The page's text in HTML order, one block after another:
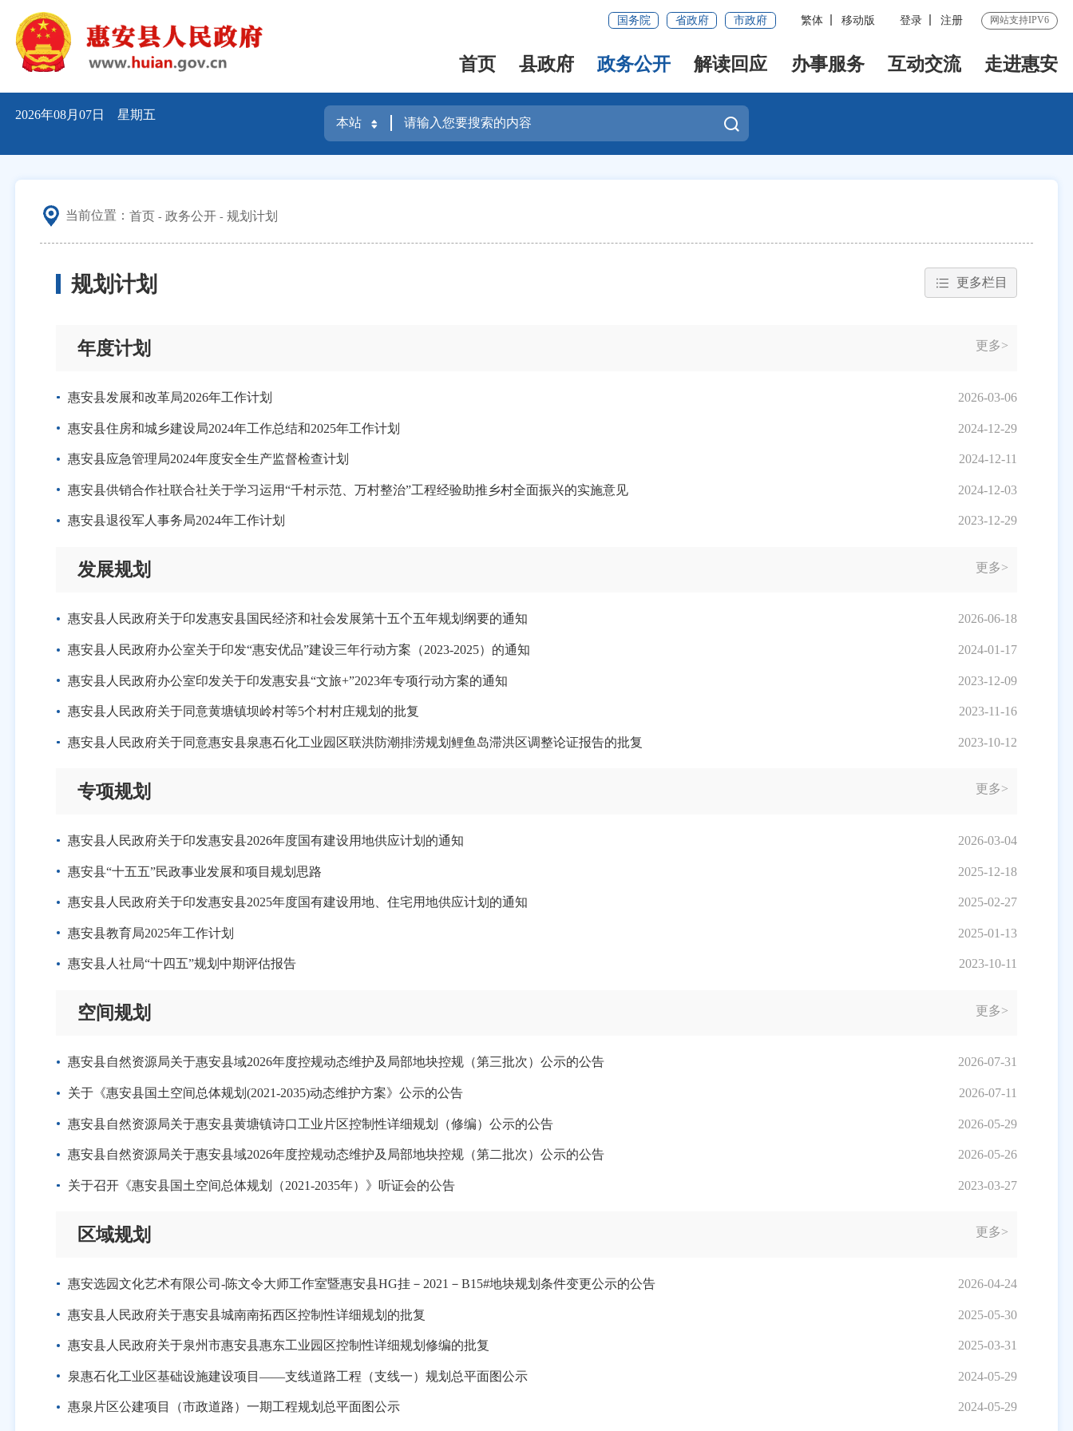
国务院 省政府 市政府 繁体 移动版 登录 注册 网站支持IPV6
首页 县政府 政务公开 解读回应 办事服务 互动交流 走进惠安
2026年08月07日 星期五
当前位置： 首页 政务公开 规划计划
规划计划 更多栏目
年度计划 更多>
惠安县发展和改革局2026年工作计划 2026-03-06
惠安县住房和城乡建设局2024年工作总结和2025年工作计划 2024-12-29
惠安县应急管理局2024年度安全生产监督检查计划 2024-12-11
惠安县供销合作社联合社关于学习运用“千村示范、万村整治”工程经验助推乡村全面振兴的实施意见 2024-12-03
惠安县退役军人事务局2024年工作计划 2023-12-29
发展规划 更多>
惠安县人民政府关于印发惠安县国民经济和社会发展第十五个五年规划纲要的通知 2026-06-18
惠安县人民政府办公室关于印发“惠安优品”建设三年行动方案（2023-2025）的通知 2024-01-17
惠安县人民政府办公室印发关于印发惠安县“文旅+”2023年专项行动方案的通知 2023-12-09
惠安县人民政府关于同意黄塘镇坝岭村等5个村村庄规划的批复 2023-11-16
惠安县人民政府关于同意惠安县泉惠石化工业园区联洪防潮排涝规划鲤鱼岛滞洪区调整论证报告的批复 2023-10-12
专项规划 更多>
惠安县人民政府关于印发惠安县2026年度国有建设用地供应计划的通知 2026-03-04
惠安县“十五五”民政事业发展和项目规划思路 2025-12-18
惠安县人民政府关于印发惠安县2025年度国有建设用地、住宅用地供应计划的通知 2025-02-27
惠安县教育局2025年工作计划 2025-01-13
惠安县人社局“十四五”规划中期评估报告 2023-10-11
空间规划 更多>
惠安县自然资源局关于惠安县域2026年度控规动态维护及局部地块控规（第三批次）公示的公告 2026-07-31
关于《惠安县国土空间总体规划(2021-2035)动态维护方案》公示的公告 2026-07-11
惠安县自然资源局关于惠安县黄塘镇诗口工业片区控制性详细规划（修编）公示的公告 2026-05-29
惠安县自然资源局关于惠安县域2026年度控规动态维护及局部地块控规（第二批次）公示的公告 2026-05-26
关于召开《惠安县国土空间总体规划（2021-2035年）》听证会的公告 2023-03-27
区域规划 更多>
惠安选园文化艺术有限公司-陈文令大师工作室暨惠安县HG挂－2021－B15#地块规划条件变更公示的公告 2026-04-24
惠安县人民政府关于惠安县城南南拓西区控制性详细规划的批复 2025-05-30
惠安县人民政府关于泉州市惠安县惠东工业园区控制性详细规划修编的批复 2025-03-31
泉惠石化工业区基础设施建设项目——支线道路工程（支线一）规划总平面图公示 2024-05-29
惠泉片区公建项目（市政道路）一期工程规划总平面图公示 2024-05-29